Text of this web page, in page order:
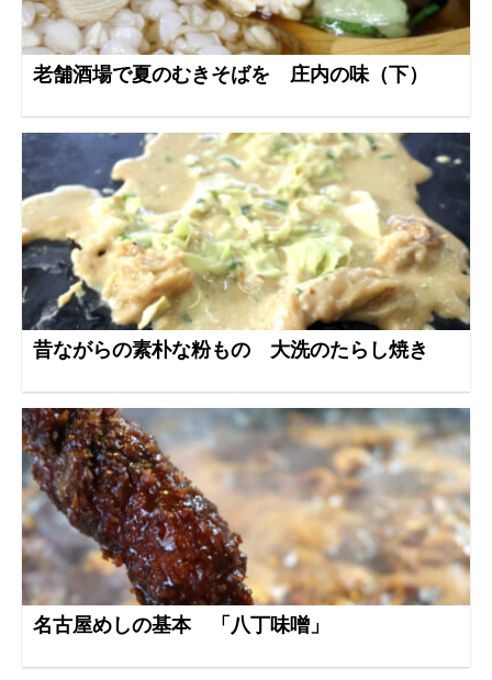
老舗酒場で夏のむきそばを 庄内の味（下）
昔ながらの素朴な粉もの 大洗のたらし焼き
名古屋めしの基本 「八丁味噌」